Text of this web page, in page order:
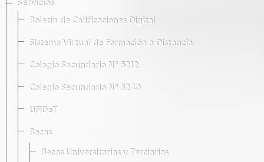
Servicios
Boletín de Calificaciones Digital
Sistema Virtual de Formación a Distancia
Colegio Secundario Nº 5212
Colegio Secundario Nº 5240
UFIDeT
Becas
Becas Universitarias y Terciarias